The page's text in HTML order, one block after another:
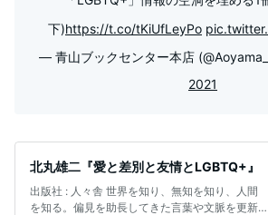
下)https://t.co/tKiUfLeyPo
— 青山ブックセンター本店
2021
北丸雄二『愛と差別と友情とLGBTQ+』
出版社 ‏: ‎人々舎 世界を知り、無知を知り、人間
を知る。偏見を助長してきた言葉や文脈を更新